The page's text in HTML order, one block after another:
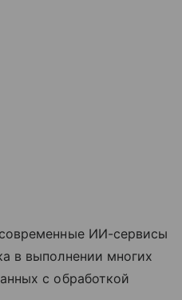
ИИ-сервисы
в выполнении многих
с обработкой